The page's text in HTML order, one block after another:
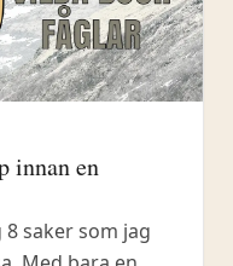
innan en
saker som jag